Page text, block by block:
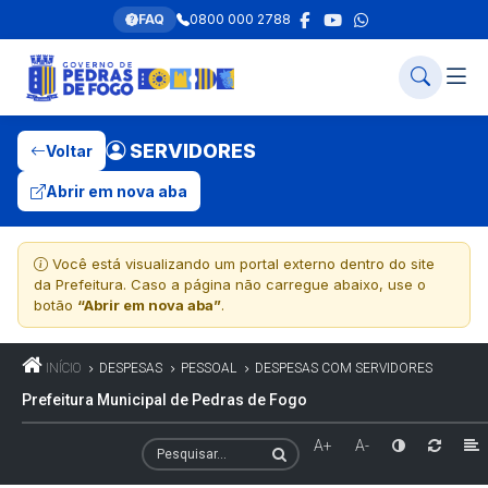
FAQ 0800 000 2788
Voltar SERVIDORES
Abrir em nova aba
Você está visualizando um portal externo dentro do site
da Prefeitura. Caso a página não carregue abaixo, use o
botão “Abrir em nova aba”.